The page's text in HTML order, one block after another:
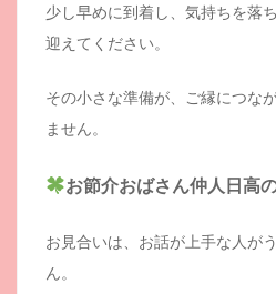
少し早めに到着し、気持ちを落
迎えてください。
その小さな準備が、ご縁につな
ません。
お節介おばさん仲人日高
お見合いは、お話が上手な人が
ん。